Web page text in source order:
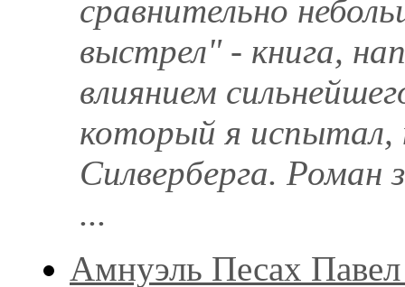
сравнительно
выстрел" - книга,
влиянием
который я
Силверберга. Роман
...
Амнуэль Песах